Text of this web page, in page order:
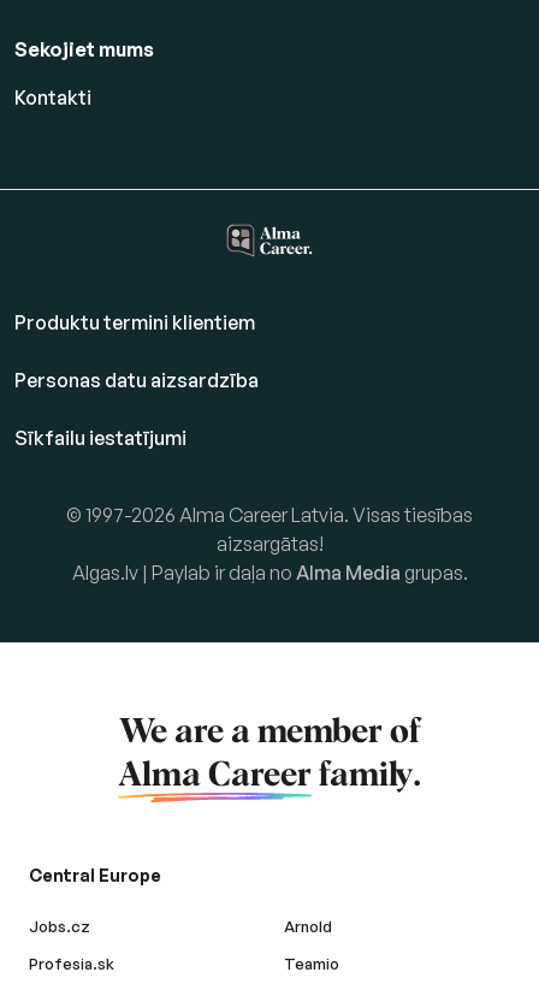
Sekojiet mums
Kontakti
Produktu termini klientiem
Personas datu aizsardzība
Sīkfailu iestatījumi
© 1997-2026 Alma Career Latvia. Visas tiesības
aizsargātas!
Algas.lv | Paylab ir daļa no Alma Media grupas.
We are a member of
Alma Career family.
Central Europe
Jobs.cz
Profesia.sk
Arnold
Teamio